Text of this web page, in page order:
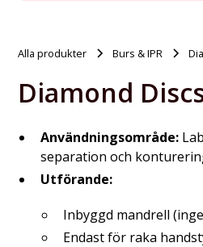
Alla produkter Burs & IPR
Diamond
Användningsområde:
separation och
Utförande:
Inbyggd mandrell
Endast för raka